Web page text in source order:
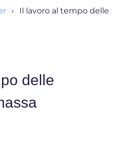
Il lavoro al tempo delle
delle